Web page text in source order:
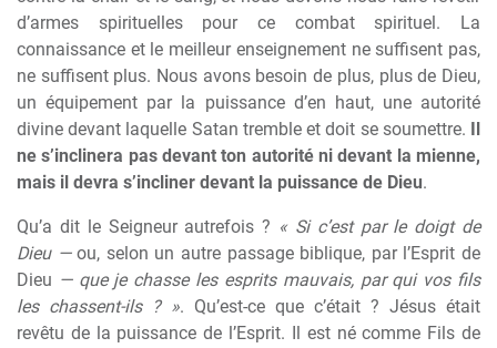
d’armes spirituelles pour ce combat spirituel. La
connaissance et le meilleur enseignement ne suffisent pas,
ne suffisent plus. Nous avons besoin de plus, plus de Dieu,
un équipement par la puissance d’en haut, une autorité
divine devant laquelle Satan tremble et doit se soumettre. Il
ne s’inclinera pas devant ton autorité ni devant la mienne,
mais il devra s’incliner devant la puissance de Dieu.
Qu’a dit le Seigneur autrefois ? « Si c’est par le doigt de
Dieu —ou, selon un autre passage biblique, par l’Esprit de
Dieu — que je chasse les esprits mauvais, par qui vos fils
les chassent-ils ? ». Qu’est-ce que c’était ? Jésus était
revêtu de la puissance de l’Esprit. Il est né comme Fils de